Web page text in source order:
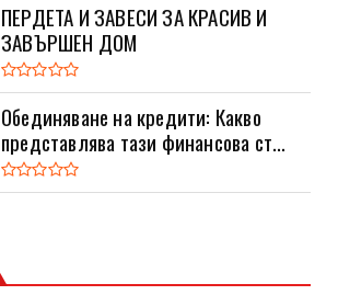
ПЕРДЕТА И ЗАВЕСИ ЗА КРАСИВ И
ЗАВЪРШЕН ДОМ
Обединяване на кредити: Какво
представлява тази финансова ст...